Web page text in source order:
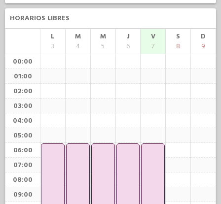
HORARIOS LIBRES
L
3
M
4
M
5
J
6
V
7
S
8
D
9
00:00
01:00
02:00
03:00
04:00
05:00
06:00
07:00
08:00
09:00